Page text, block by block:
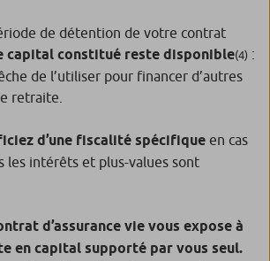
de détention de votre contrat
capital constitué reste disponible(4) :
de l’utiliser pour financer d’autres
retraite.
d’une fiscalité spécifique en cas
les intérêts et plus-values sont
d’assurance vie vous expose à
en capital supporté par vous seul.